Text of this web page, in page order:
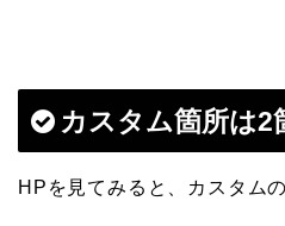
カスタム箇所は2
HPを見てみると、カスタムの